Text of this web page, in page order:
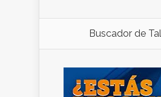
Buscador de